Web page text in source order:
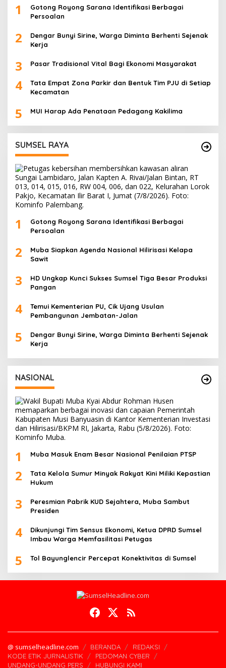
1
Gotong Royong Sarana Identifikasi Berbagai
Persoalan
2
Dengar Bunyi Sirine, Warga Diminta Berhenti Sejenak
Kerja
3 Pasar Tradisional Vital Bagi Ekonomi Masyarakat
4
Tata Empat Zona Parkir dan Bentuk Tim PJU di Setiap
Kecamatan
5 MUI Harap Ada Penataan Pedagang Kakilima
SUMSEL RAYA
1
Gotong Royong Sarana Identifikasi Berbagai
Persoalan
2
Muba Siapkan Agenda Nasional Hilirisasi Kelapa
Sawit
3
HD Ungkap Kunci Sukses Sumsel Tiga Besar Produksi
Pangan
4
Temui Kementerian PU, Cik Ujang Usulan
Pembangunan Jembatan-Jalan
5
Dengar Bunyi Sirine, Warga Diminta Berhenti Sejenak
Kerja
NASIONAL
1 Muba Masuk Enam Besar Nasional Penilaian PTSP
2
Tata Kelola Sumur Minyak Rakyat Kini Miliki Kepastian
Hukum
3
Peresmian Pabrik KUD Sejahtera, Muba Sambut
Presiden
4
Dikunjungi Tim Sensus Ekonomi, Ketua DPRD Sumsel
Imbau Warga Memfasilitasi Petugas
5 Tol Bayunglencir Percepat Konektivitas di Sumsel
@ sumselheadline.com BERANDA
REDAKSI
KODE ETIK JURNALISTIK
PEDOMAN CYBER
UNDANG-UNDANG PERS
HUBUNGI KAMI